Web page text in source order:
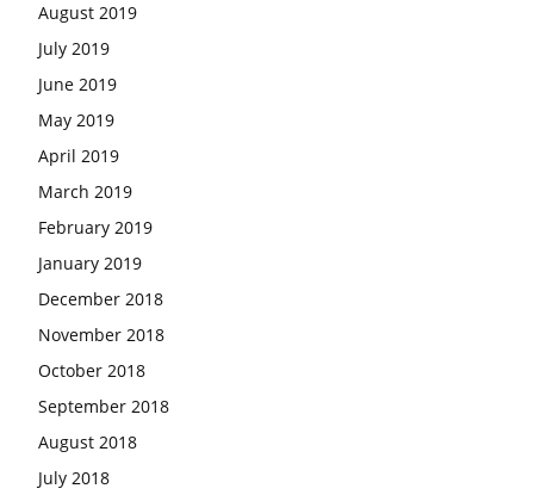
August 2019
July 2019
June 2019
May 2019
April 2019
March 2019
February 2019
January 2019
December 2018
November 2018
October 2018
September 2018
August 2018
July 2018